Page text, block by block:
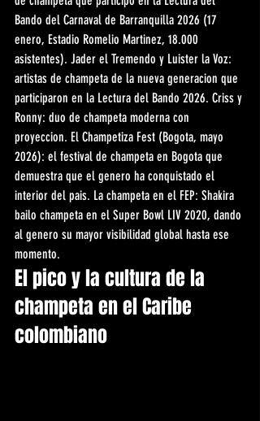
Bando del Carnaval de Barranquilla 2026 (17
enero, Estadio Romelio Martinez, 18.000
asistentes). Jader el Tremendo y Luister la Voz:
artistas de champeta de la nueva generacion que
participaron en la Lectura del Bando 2026. Criss y
Ronny: duo de champeta moderna con
proyeccion. El Champetiza Fest (Bogota, mayo
2026): el festival de champeta en Bogota que
demuestra que el genero ha conquistado el
interior del pais. La champeta en el FEP: Shakira
bailo champeta en el Super Bowl LIV 2020, dando
al genero su mayor visibilidad global hasta ese
momento.
El pico y la cultura de la
champeta en el Caribe
colombiano